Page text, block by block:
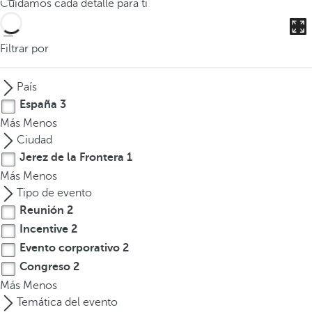
o
d
u
i
r
t
r
e
o
m
á
s
c
a
r
a
Cuidamos cada detalle para ti
Filtrar por
País
España 3
Más Menos
Ciudad
Jerez de la Frontera 1
Más Menos
Tipo de evento
Reunión 2
Incentive 2
Evento corporativo 2
Congreso 2
Más Menos
Temática del evento